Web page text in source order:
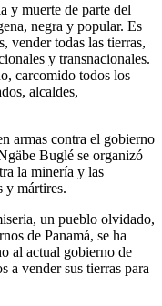
y muerte de parte del
negra y popular. Es
vender todas las tierras,
y transnacionales.
carcomido todos los
alcaldes,
armas contra el gobierno
Buglé se organizó
la minería y las
y mártires.
un pueblo olvidado,
de Panamá, se ha
al actual gobierno de
a vender sus tierras para